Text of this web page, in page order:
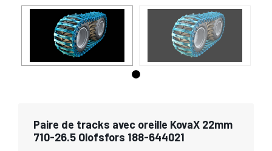
Paire de tracks avec oreille KovaX 22mm
710-26.5 Olofsfors 188-644021